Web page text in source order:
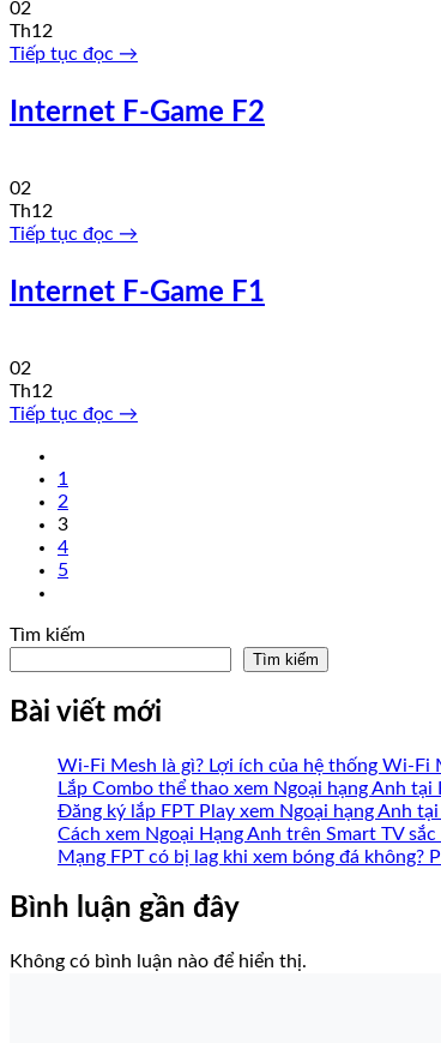
02
Th12
Tiếp tục đọc →
Internet F-Game F2
02
Th12
Tiếp tục đọc →
Internet F-Game F1
02
Th12
Tiếp tục đọc →
1
2
3
4
5
Tìm kiếm
Tìm kiếm
Bài viết mới
Wi-Fi Mesh là gì? Lợi ích của hệ thống Wi-Fi
Lắp Combo thể thao xem Ngoại hạng Anh tại
Đăng ký lắp FPT Play xem Ngoại hạng Anh
Cách xem Ngoại Hạng Anh trên Smart TV
Mạng FPT có bị lag khi xem bóng đá không?
Bình luận gần đây
Không có bình luận nào để hiển thị.